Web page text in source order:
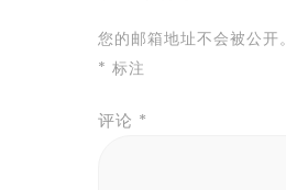
您的邮箱地址不会被公开。
* 标注
评论 *